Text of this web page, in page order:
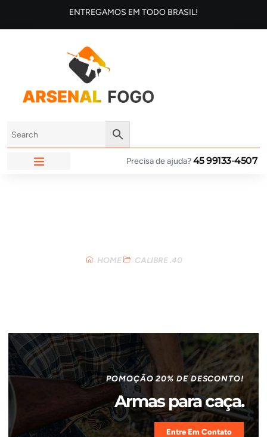
ENTREGAMOS EM TODO BRASIL!
Precisa de ajuda?45 99133-4507
HOME CALIBRE .40
POMOÇÃO 20% DE DESCONTO!
Armas para caça.
Entre Em Contato